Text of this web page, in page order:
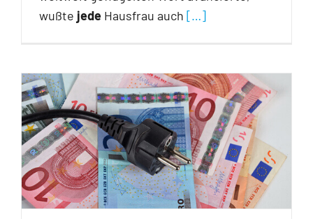
wußte jede Hausfrau auch […]